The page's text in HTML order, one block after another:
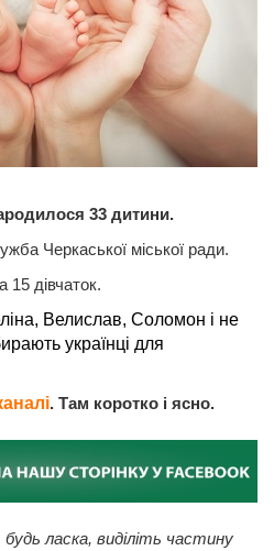
33 дитини.
Черкаської міської ради.
15 дівчаток.
Велислав, Соломон і не
українці для
. Там коротко і ясно.
ласка, виділіть частину